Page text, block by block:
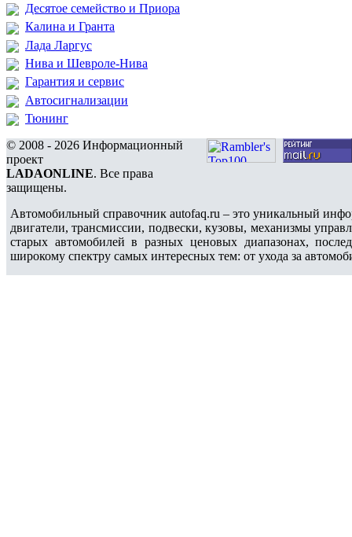
Десятое семейство и Приора
Калина и Гранта
Лада Ларгус
Нива и Шевроле-Нива
Гарантия и сервис
Автосигнализации
Тюнинг
© 2008 - 2026 Информационный
проект
LADAONLINE. Все права
защищены.
Автомобильный справочник autofaq.ru – это уникальный
двигатели, трансмиссии, подвески, кузовы, механизмы
старых автомобилей в разных ценовых диапазонах,
широкому спектру самых интересных тем: от ухода за